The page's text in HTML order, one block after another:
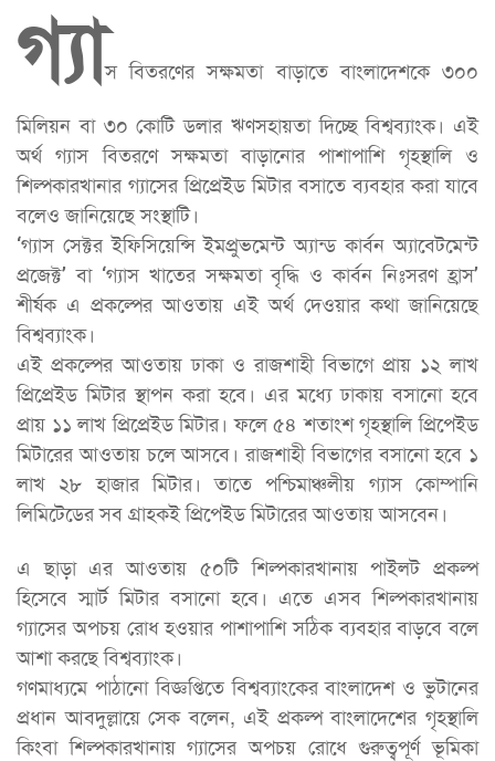
গ্যাস বিতরণের সক্ষমতা বাড়াতে বাংলাদেশকে ৩০০
মিলিয়ন বা ৩০ কোটি ডলার ঋণসহায়তা দিচ্ছে বিশ্বব্যাংক। এই
অর্থ গ্যাস বিতরণে সক্ষমতা বাড়ানোর পাশাপাশি গৃহস্থালি ও
শিল্পকারখানার গ্যাসের প্রিপ্রেইড মিটার বসাতে ব্যবহার করা যাবে
বলেও জানিয়েছে সংস্থাটি।
‘গ্যাস সেক্টর ইফিসিয়েন্সি ইমপ্রুভমেন্ট অ্যান্ড কার্বন অ্যাবেটমেন্ট
প্রজেক্ট’ বা ‘গ্যাস খাতের সক্ষমতা বৃদ্ধি ও কার্বন নিঃসরণ হ্রাস’
শীর্ষক এ প্রকল্পের আওতায় এই অর্থ দেওয়ার কথা জানিয়েছে
বিশ্বব্যাংক।
এই প্রকল্পের আওতায় ঢাকা ও রাজশাহী বিভাগে প্রায় ১২ লাখ
প্রিপ্রেইড মিটার স্থাপন করা হবে। এর মধ্যে ঢাকায় বসানো হবে
প্রায় ১১ লাখ প্রিপ্রেইড মিটার। ফলে ৫৪ শতাংশ গৃহস্থালি প্রিপেইড
মিটারের আওতায় চলে আসবে। রাজশাহী বিভাগের বসানো হবে ১
লাখ ২৮ হাজার মিটার। তাতে পশ্চিমাঞ্চলীয় গ্যাস কোম্পানি
লিমিটেডের সব গ্রাহকই প্রিপেইড মিটারের আওতায় আসবেন।
এ ছাড়া এর আওতায় ৫০টি শিল্পকারখানায় পাইলট প্রকল্প
হিসেবে স্মার্ট মিটার বসানো হবে। এতে এসব শিল্পকারখানায়
গ্যাসের অপচয় রোধ হওয়ার পাশাপাশি সঠিক ব্যবহার বাড়বে বলে
আশা করছে বিশ্বব্যাংক।
গণমাধ্যমে পাঠানো বিজ্ঞপ্তিতে বিশ্বব্যাংকের বাংলাদেশ ও ভুটানের
প্রধান আবদুল্লায়ে সেক বলেন, এই প্রকল্প বাংলাদেশের গৃহস্থালি
কিংবা শিল্পকারখানায় গ্যাসের অপচয় রোধে গুরুত্বপূর্ণ ভূমিকা